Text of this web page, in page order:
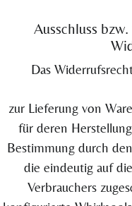
Ausschluss
Das
zur Lieferung von
für deren
Bestimmung durch
die eindeutig auf
Verbrauchers